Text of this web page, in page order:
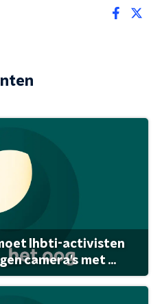
lhbti-activisten
camera's met ...